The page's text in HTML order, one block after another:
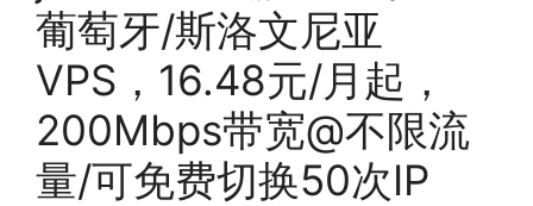
葡萄牙/斯洛文尼亚
VPS，16.48元/月起，
200Mbps带宽@不限流
量/可免费切换50次IP